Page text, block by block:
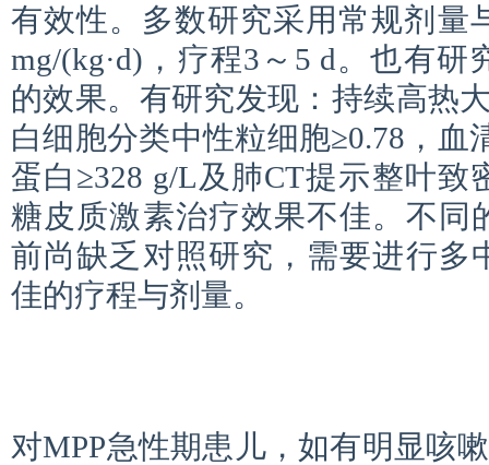
有效性。多数研究采用常规剂量
mg/(kg·d)，疗程3～5 d。也有
的效果。有研究发现：持续高热
白细胞分类中性粒细胞≥0.78，血
蛋白≥328 g/L及肺CT提示整叶
糖皮质激素治疗效果不佳。不同
前尚缺乏对照研究，需要进行多
佳的疗程与剂量。
对MPP急性期患儿，如有明显咳